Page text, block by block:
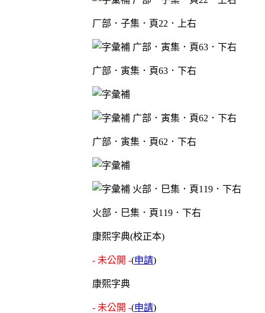
厂部．子集．頁22．上右
广部．寅集．頁63．下右
广部．寅集．頁62．下右
火部．巳集．頁119．下右
康熙字典(校正本)
- 未公開 -(申請)
康熙字典
- 未公開 -(申請)